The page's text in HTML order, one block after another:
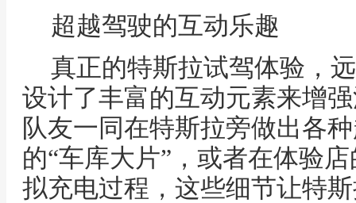
超越驾驶的互动乐趣
真正的特斯拉试驾体验，
设计了丰富的互动元素来增
队友一同在特斯拉旁做出各
的“车库大片”，或者在体验
拟充电过程，这些细节让特